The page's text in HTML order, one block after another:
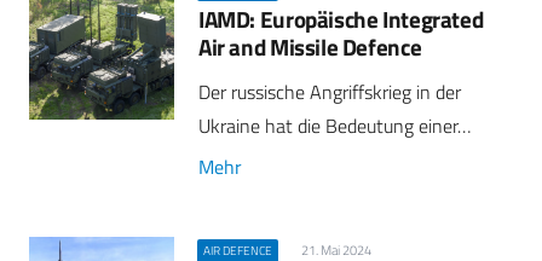
IAMD: Europäische Integrated
Air and Missile Defence
Der russische Angriffskrieg in der
Ukraine hat die Bedeutung einer…
Mehr
AIR DEFENCE 21. Mai 2024